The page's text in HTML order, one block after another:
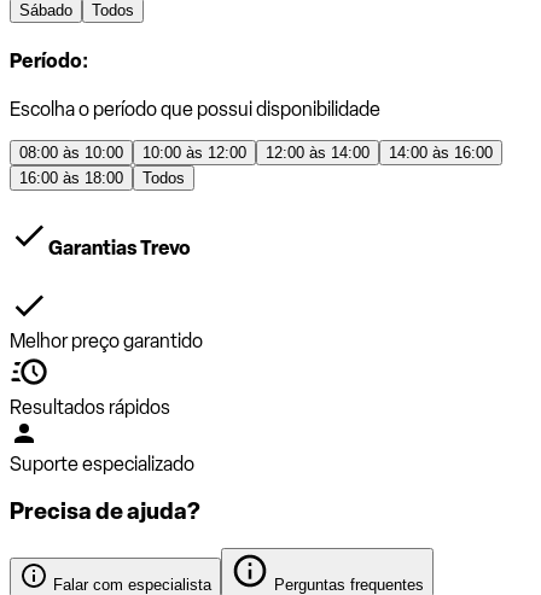
Sábado
Todos
Período:
Escolha o período que possui disponibilidade
08:00 às 10:00 10:00 às 12:00 12:00 às 14:00
14:00 às 16:00
16:00 às 18:00
Todos
Garantias Trevo
Melhor preço garantido
Resultados rápidos
Suporte especializado
Precisa de ajuda?
Falar com especialista Perguntas frequentes